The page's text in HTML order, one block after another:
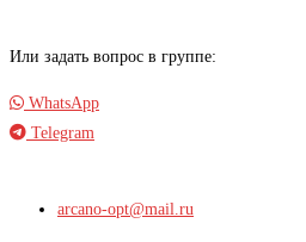
Или задать вопрос в группе:
WhatsApp
Telegram
arcano-opt@mail.ru